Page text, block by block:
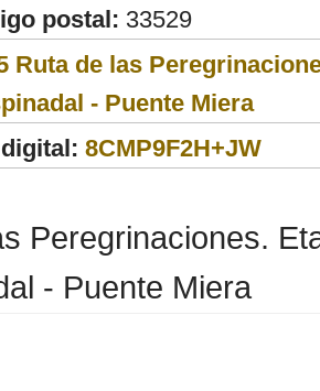
postal: 33529
Ruta de las
- Puente Miera
8CMP9F2H+JW
Peregrinaciones.
- Puente Miera